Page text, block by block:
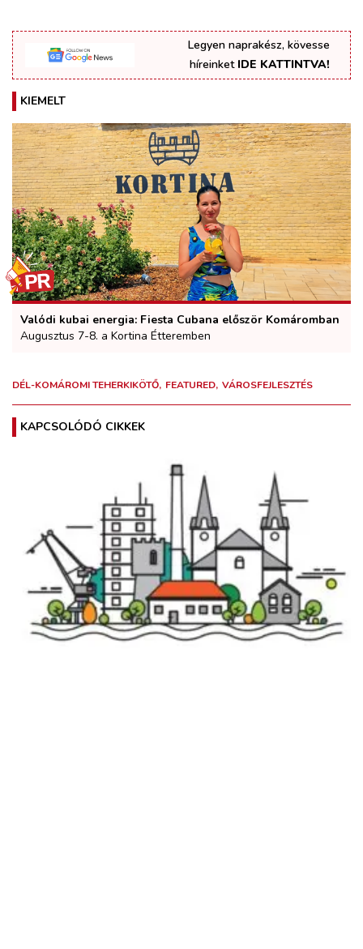
Legyen naprakész, kövesse
híreinket IDE KATTINTVA!
KIEMELT
Valódi kubai energia: Fiesta Cubana először Komáromban
Augusztus 7-8. a Kortina Étteremben
DÉL-KOMÁROMI TEHERKIKÖTŐ FEATURED VÁROSFEJLESZTÉS
KAPCSOLÓDÓ CIKKEK